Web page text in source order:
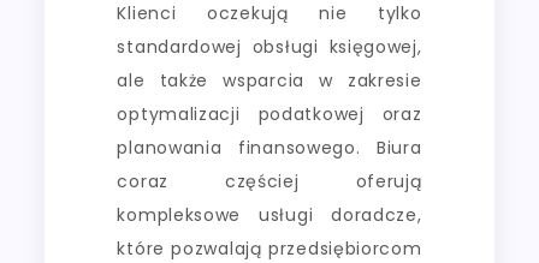
Klienci oczekują nie tylko
standardowej obsługi księgowej,
ale także wsparcia w zakresie
optymalizacji podatkowej oraz
planowania finansowego. Biura
coraz częściej oferują
kompleksowe usługi doradcze,
które pozwalają przedsiębiorcom